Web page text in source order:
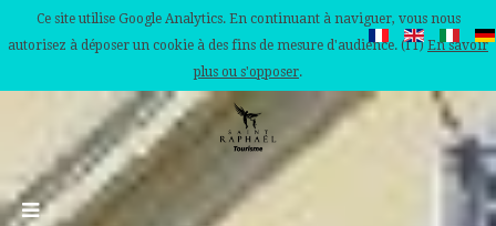
Ce site utilise Google Analytics. En continuant à naviguer, vous nous
autorisez à déposer un cookie à des fins de mesure d'audience. (IT) En savoir
plus ou s'opposer.